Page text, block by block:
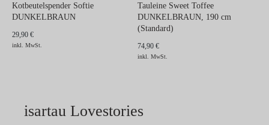
Kotbeutelspender Softie
DUNKELBRAUN
29,90 €
inkl. MwSt.
Tauleine Sweet Toffee
DUNKELBRAUN, 190 cm
(Standard)
74,90 €
inkl. MwSt.
isartau Lovestories